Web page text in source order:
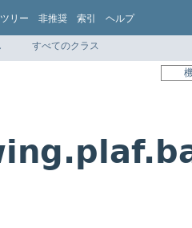
ツリー 非推奨 索引 ヘルプ
すべてのクラス